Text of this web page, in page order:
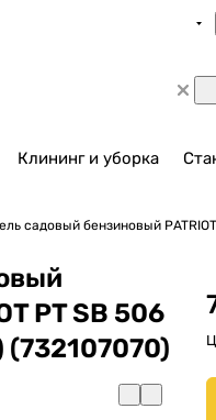
Клининг и уборка
садовый бензиновый
PT SB 506
(732107070)